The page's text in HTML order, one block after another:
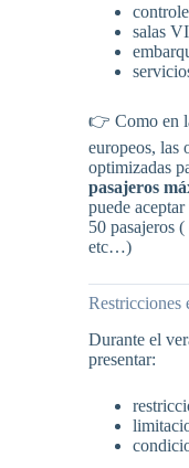
salas
👉 Como en
europeos, las
optimizadas
pasajeros
puede
50 pasajeros
etc…)
Restricciones
Durante el
presentar: